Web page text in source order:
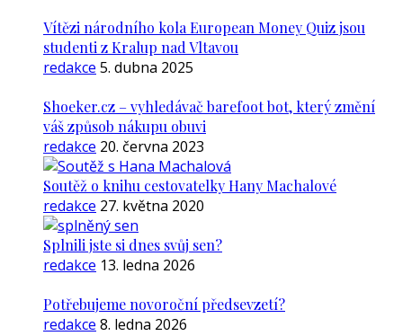
Vítězi národního kola European Money Quiz jsou
studenti z Kralup nad Vltavou
redakce 5. dubna 2025
Shoeker.cz – vyhledávač barefoot bot, který změní
váš způsob nákupu obuvi
redakce 20. června 2023
Soutěž o knihu cestovatelky Hany Machalové
redakce 27. května 2020
Splnili jste si dnes svůj sen?
redakce 13. ledna 2026
Potřebujeme novoroční předsevzetí?
redakce 8. ledna 2026